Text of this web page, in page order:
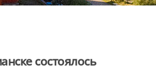
состоялось